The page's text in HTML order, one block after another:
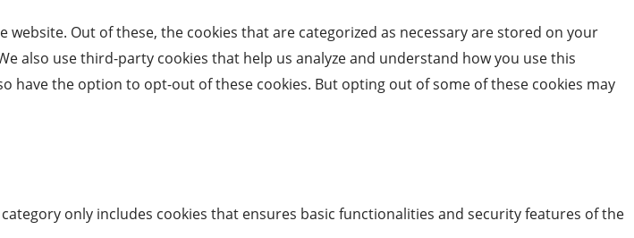
Out of these, the cookies that are categorized as necessary are stored on your
also use third-party cookies that help us analyze and understand how you use this
have the option to opt-out of these cookies. But opting out of some of these cookies may
only includes cookies that ensures basic functionalities and security features of the